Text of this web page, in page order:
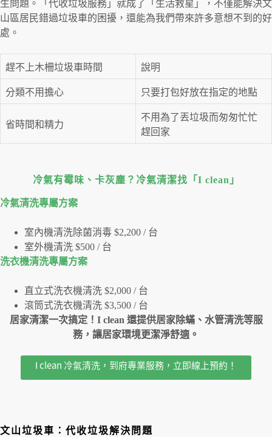
生問題。「代收垃圾服務」就成了「生活救星」，不僅能解決文
山區居民錯過垃圾車的困擾，還能為我們帶來許多意想不到的好
處。
趕不上木柵垃圾車時間 說明
分類不用擔心 只要打包好放在指定的地點
省時間和精力
不用為了丟垃圾而匆匆忙忙
趕回家
冷氣有霉味、卡灰塵？冷氣清潔找「I clean」
冷氣清洗專屬⽅案
室內機清洗除菌消毒 $2,200 / 台
室外機清洗 $500 / 台
洗衣機清洗專屬⽅案
直立式洗衣機清洗 $2,000 / 台
滾筒式洗衣機清洗 $3,500 / 台
居家清潔一次搞定！I clean 還提供居家除蟎、水管清洗等服
務，讓居家環境更潔淨舒適。
I clean 冷氣清洗，到府專業服務，立即線上預約！
文山垃圾車：代收垃圾解決問題